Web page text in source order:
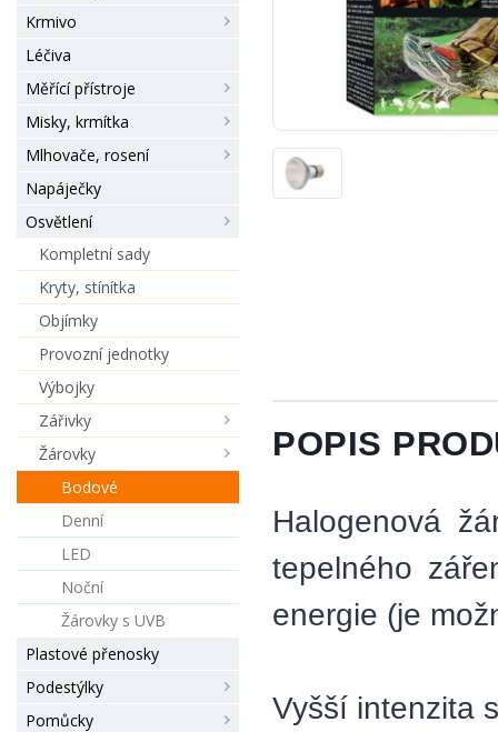
Krmivo
Léčiva
Měřící přístroje
Misky, krmítka
Mlhovače, rosení
Napáječky
Osvětlení
Kompletní sady
Kryty, stínítka
Objímky
Provozní jednotky
Výbojky
Zářivky
Žárovky
Bodové
Denní
LED
Noční
Žárovky s UVB
Plastové přenosky
Podestýlky
Pomůcky
POPIS
Halogenová
tepelného
energie (je
Vyšší intenzita